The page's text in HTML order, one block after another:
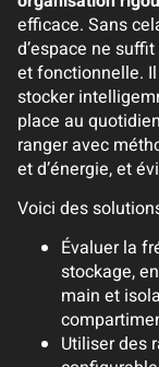
efficace. Sans
d’espace ne
et fonctionnelle.
stocker
place au
ranger avec
et d’énergie, et
Voici des
Évaluer la
stockage,
main et
Utiliser des